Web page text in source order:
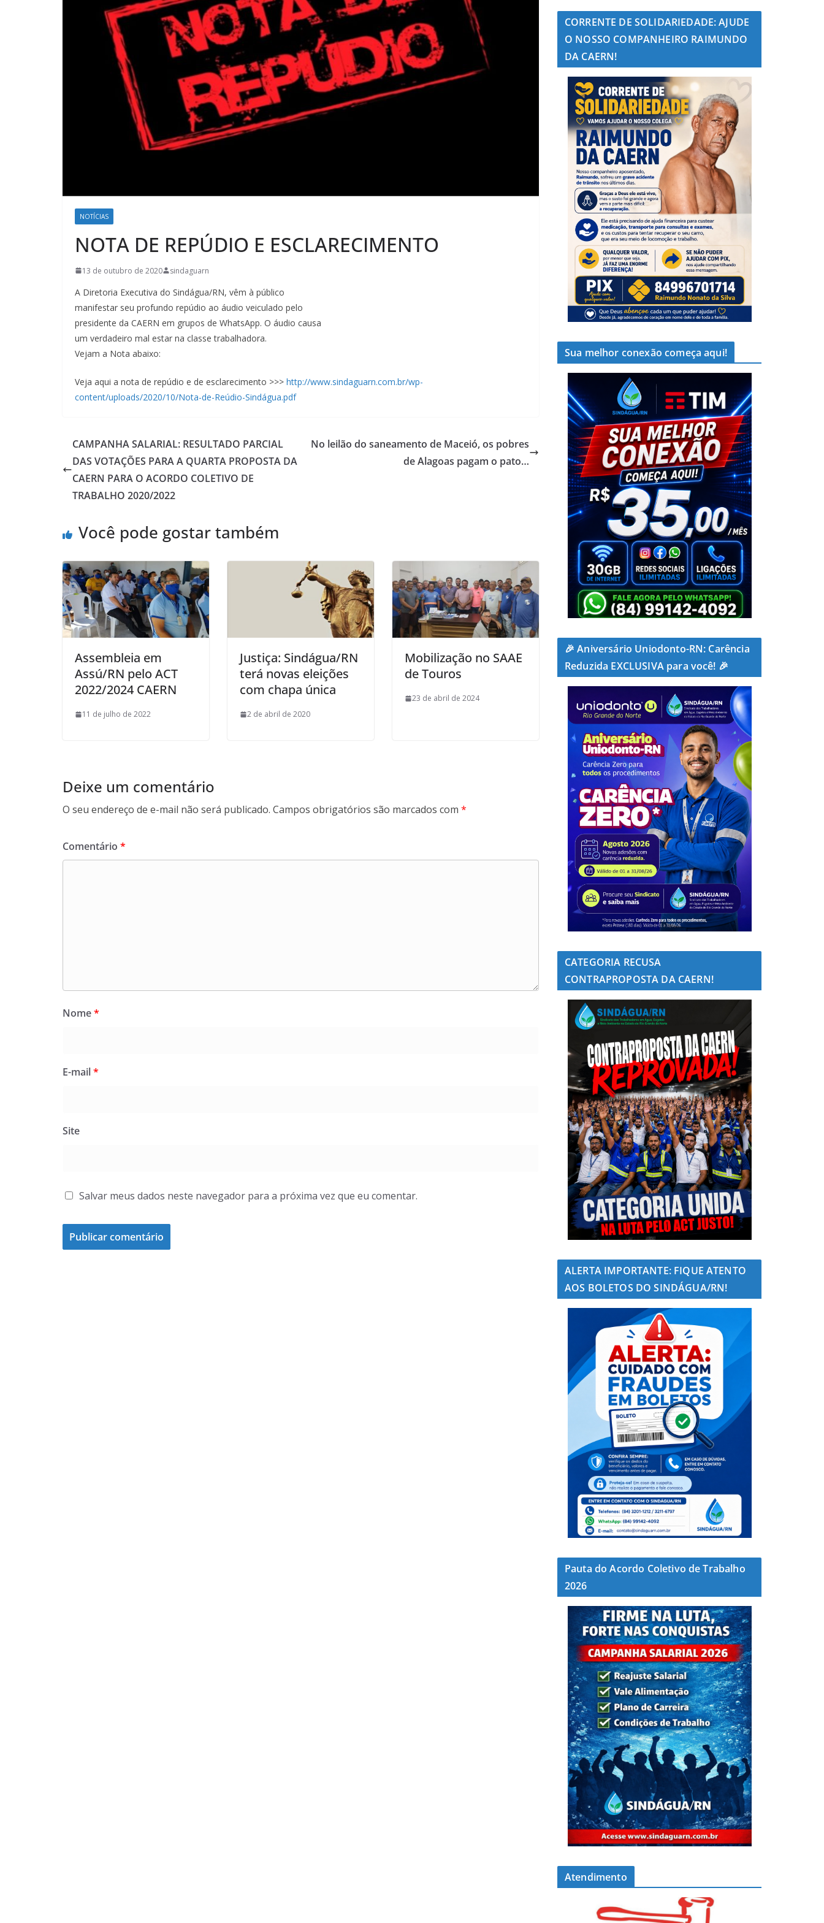
NOTÍCIAS
NOTA DE REPÚDIO E ESCLARECIMENTO
13 de outubro de 2020 sindaguarn
A Diretoria Executiva do Sindágua/RN, vêm à público
manifestar seu profundo repúdio ao áudio veiculado pelo
presidente da CAERN em grupos de WhatsApp. O áudio causa
um verdadeiro mal estar na classe trabalhadora.
Vejam a Nota abaixo:
Veja aqui a nota de repúdio e de esclarecimento >>> http://www.sindaguarn.com.br/wp-
content/uploads/2020/10/Nota-de-Reúdio-Sindágua.pdf
CAMPANHA SALARIAL: RESULTADO PARCIAL
DAS VOTAÇÕES PARA A QUARTA PROPOSTA DA
CAERN PARA O ACORDO COLETIVO DE
TRABALHO 2020/2022
No leilão do saneamento de Maceió, os pobres
de Alagoas pagam o pato…
Você pode gostar também
Assembleia em
Assú/RN pelo ACT
2022/2024 CAERN
11 de julho de 2022
Justiça: Sindágua/RN
terá novas eleições
com chapa única
2 de abril de 2020
Mobilização no SAAE
de Touros
23 de abril de 2024
Deixe um comentário
O seu endereço de e-mail não será publicado. Campos obrigatórios são marcados com *
Comentário *
Nome*
E-mail*
Site
Salvar meus dados neste navegador para a próxima vez que eu comentar.
CORRENTE DE SOLIDARIEDADE: AJUDE
O NOSSO COMPANHEIRO RAIMUNDO
DA CAERN!
Sua melhor conexão começa aqui!
🎉 Aniversário Uniodonto-RN: Carência
Reduzida EXCLUSIVA para você! 🎉
CATEGORIA RECUSA
CONTRAPROPOSTA DA CAERN!
ALERTA IMPORTANTE: FIQUE ATENTO
AOS BOLETOS DO SINDÁGUA/RN!
Pauta do Acordo Coletivo de Trabalho
2026
Atendimento